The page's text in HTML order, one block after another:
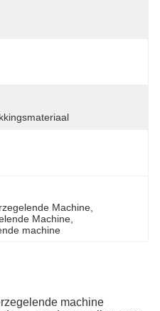
Machine
Machine
machine
machine